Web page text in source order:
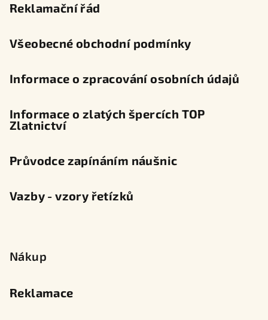
Reklamační řád
Všeobecné obchodní podmínky
Informace o zpracování osobních údajů
Informace o zlatých špercích TOP
Zlatnictví
Průvodce zapínáním náušnic
Vazby - vzory řetízků
Nákup
Reklamace